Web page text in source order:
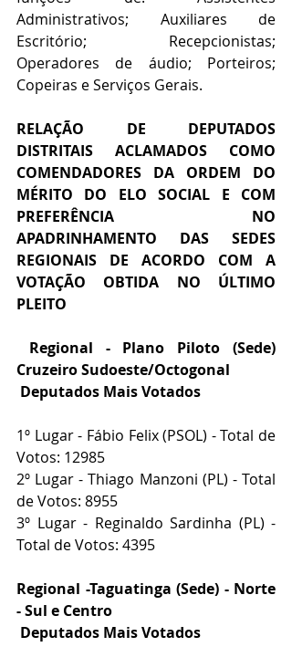
Administrativos; Auxiliares de
Escritório; Recepcionistas;
Operadores de áudio; Porteiros;
Copeiras e Serviços Gerais.
RELAÇÃO DE DEPUTADOS
DISTRITAIS ACLAMADOS COMO
COMENDADORES DA ORDEM DO
MÉRITO DO ELO SOCIAL E COM
PREFERÊNCIA NO
APADRINHAMENTO DAS SEDES
REGIONAIS DE ACORDO COM A
VOTAÇÃO OBTIDA NO ÚLTIMO
PLEITO
Regional - Plano Piloto (Sede)
Cruzeiro Sudoeste/Octogonal
Deputados Mais Votados
1º Lugar - Fábio Felix (PSOL) - Total de
Votos: 12985
2º Lugar - Thiago Manzoni (PL) - Total
de Votos: 8955
3º Lugar - Reginaldo Sardinha (PL) -
Total de Votos: 4395
Regional -Taguatinga (Sede) - Norte
- Sul e Centro
Deputados Mais Votados